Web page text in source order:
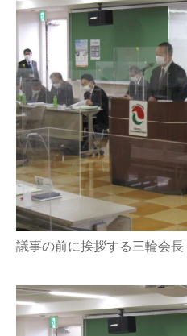
議事の前に挨拶する三輪会長